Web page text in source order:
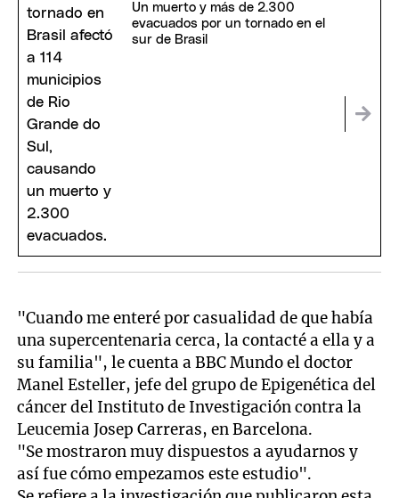
Un muerto y más de 2.300
evacuados por un tornado en el
sur de Brasil
"Cuando me enteré por casualidad de que había
una supercentenaria cerca, la contacté a ella y a
su familia", le cuenta a BBC Mundo el doctor
Manel Esteller, jefe del grupo de Epigenética del
cáncer del Instituto de Investigación contra la
Leucemia Josep Carreras, en Barcelona.
"Se mostraron muy dispuestos a ayudarnos y
así fue cómo empezamos este estudio".